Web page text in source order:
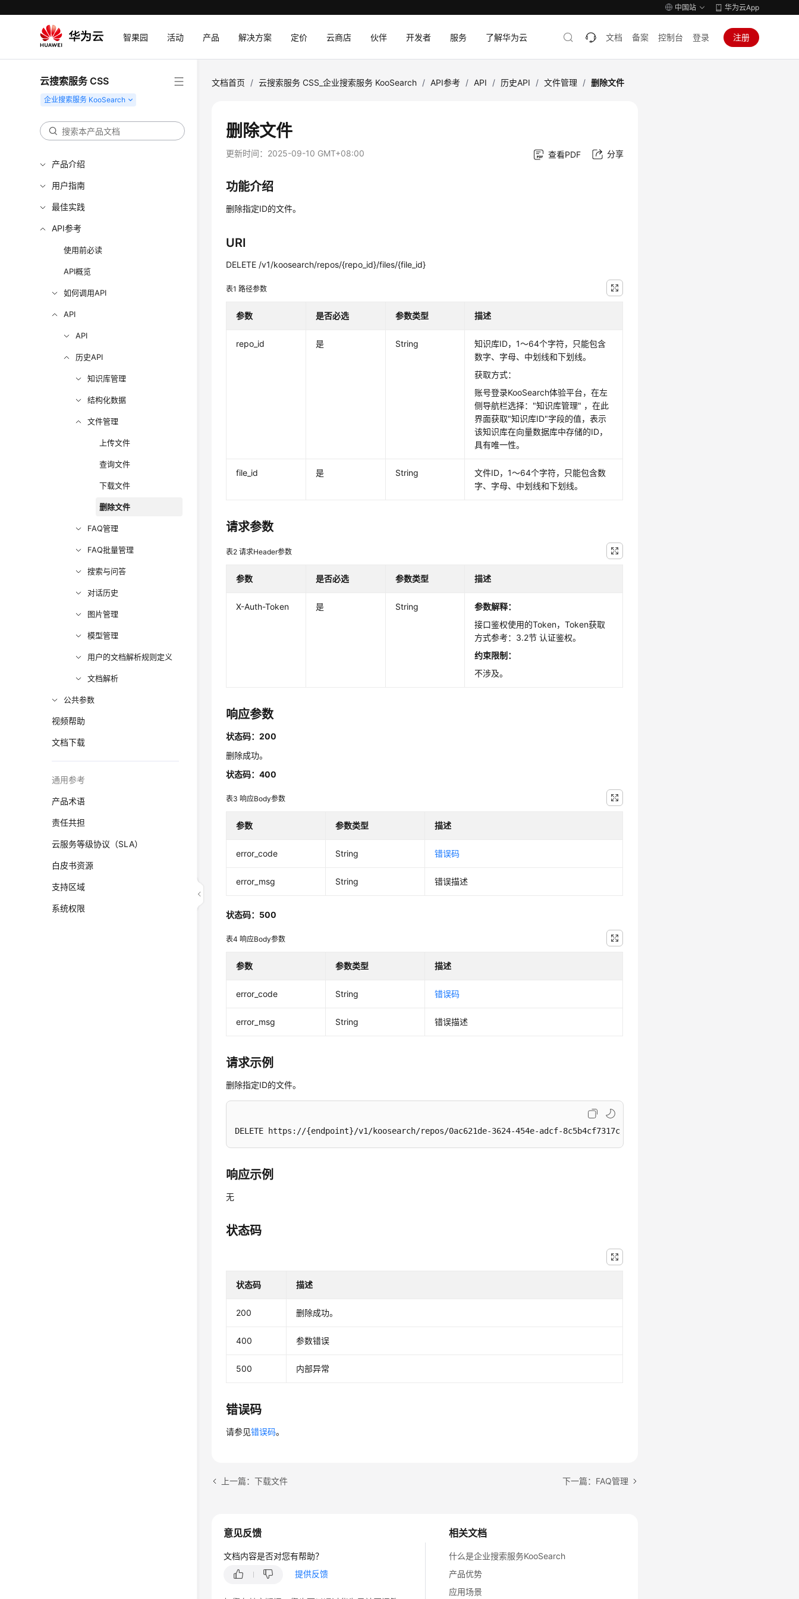
中国站 华为云App
智果园 活动 产品 解决方案 定价 云商店 伙伴 开发者 服务 了解华为云 文档 备案 控制台 登录 注册
云搜索服务 CSS
产品介绍
用户指南
最佳实践
API参考
使用前必读
API概览
如何调用API
API
API
历史API
知识库管理
结构化数据
文件管理
上传文件
查询文件
下载文件
删除文件
FAQ管理
FAQ批量管理
搜索与问答
对话历史
图片管理
模型管理
用户的文档解析规则定义
文档解析
公共参数
视频帮助
文档下载
通用参考
产品术语
责任共担
云服务等级协议（SLA）
白皮书资源
支持区域
系统权限
文档首页 / 云搜索服务 CSS_企业搜索服务 KooSearch / API参考 / API / 历史API / 文件管理 / 删除文件
删除文件
更新时间： 2025-09-10 GMT+08:00 查看PDF 分享
功能介绍
删除指定ID的文件。
URI
DELETE /v1/koosearch/repos/{repo_id}/files/{file_id}
表1路径参数
参数 是否必选 参数类型 描述
repo_id 是 String
知识库ID，1～64个字符，只能包含
数字、字母、中划线和下划线。
获取方式：
账号登录KooSearch体验平台，在左
侧导航栏选择："知识库管理" ，在此
界面获取"知识库ID"字段的值，表示
该知识库在向量数据库中存储的ID，
具有唯一性。
file_id 是 String
文件ID，1～64个字符，只能包含数
字、字母、中划线和下划线。
请求参数
表2请求Header参数
参数 是否必选 参数类型 描述
X-Auth-Token 是 String
参数解释：
接口鉴权使用的Token，Token获取
方式参考：3.2节 认证鉴权。
约束限制：
不涉及。
响应参数
状态码：200
删除成功。
状态码：400
表3响应Body参数
参数 参数类型 描述
error_code String 错误码
error_msg String 错误描述
状态码：500
表4响应Body参数
参数 参数类型 描述
error_code String 错误码
error_msg String 错误描述
请求示例
删除指定ID的文件。
DELETE https://{endpoint}/v1/koosearch/repos/0ac621de-3624-454e-adcf-8c5b4cf7317c/files/
响应示例
无
状态码
状态码 描述
200 删除成功。
400 参数错误
500 内部异常
错误码
请参见错误码。
上一篇：下载文件 下一篇：FAQ管理
相关文档
什么是企业搜索服务KooSearch
产品优势
应用场景
意见反馈
文档内容是否对您有帮助？
提供反馈